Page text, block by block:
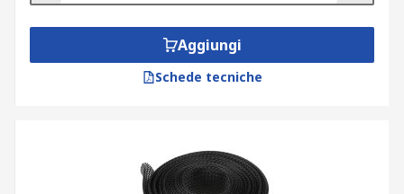
Aggiungi
Schede tecniche